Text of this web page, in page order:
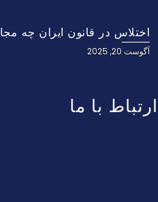
اختلاس در قانون ایران چه
آگوست 20, 2025
ارتباط با ما